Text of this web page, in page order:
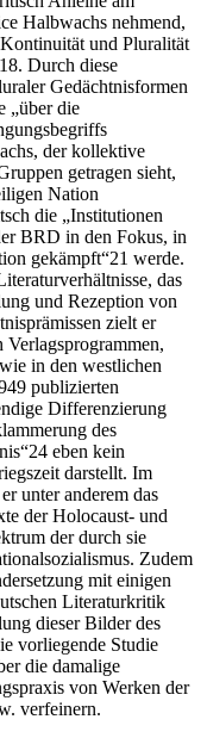
Halbwachs nehmend,
und Pluralität
18. Durch diese
Gedächtnisformen
„über die
der kollektive
getragen sieht,
Nation
die „Institutionen
BRD in den Fokus, in
gekämpft“21 werde.
das
und Rezeption von
zielt er
in den westlichen
publizierten
Differenzierung
des
24 eben kein
darstellt. Im
unter anderem das
der Holocaust- und
der durch sie
Zudem
mit einigen
Literaturkritik
dieser Bilder des
vorliegende Studie
die damalige
von Werken der
verfeinern.